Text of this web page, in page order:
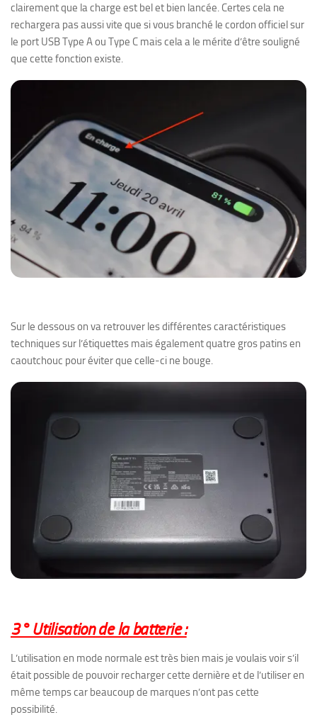
clairement que la charge est bel et bien lancée. Certes cela ne
rechargera pas aussi vite que si vous branché le cordon officiel sur
le port USB Type A ou Type C mais cela a le mérite d’être souligné
que cette fonction existe.
Sur le dessous on va retrouver les différentes caractéristiques
techniques sur l’étiquettes mais également quatre gros patins en
caoutchouc pour éviter que celle-ci ne bouge.
3° Utilisation de la batterie :
L’utilisation en mode normale est très bien mais je voulais voir s’il
était possible de pouvoir recharger cette dernière et de l’utiliser en
même temps car beaucoup de marques n’ont pas cette
possibilité.